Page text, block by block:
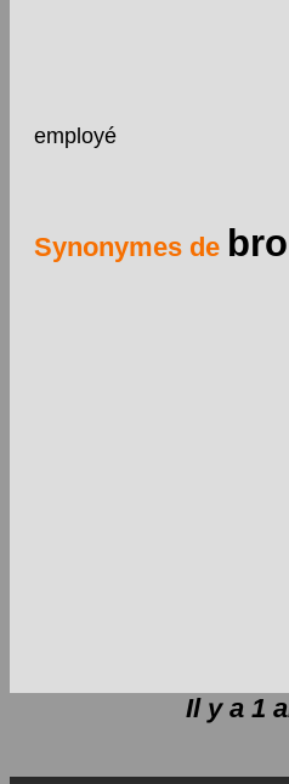
employé
Synonymes de
Il y a 1